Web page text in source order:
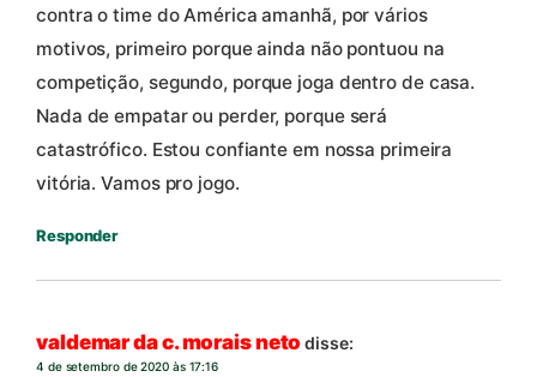
contra o time do América amanhã, por vários
motivos, primeiro porque ainda não pontuou na
competição, segundo, porque joga dentro de casa.
Nada de empatar ou perder, porque será
catastrófico. Estou confiante em nossa primeira
vitória. Vamos pro jogo.
Responder
valdemar da c. morais neto disse:
4 de setembro de 2020 às 17:16